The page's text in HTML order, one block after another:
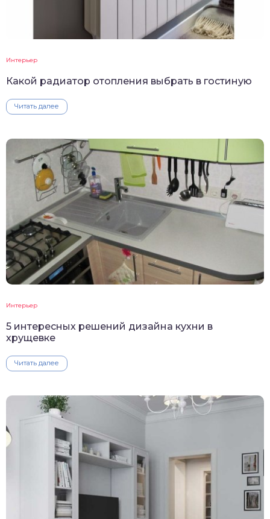
Интерьер
Какой радиатор отопления выбрать в гостиную
Читать далее
Интерьер
5 интересных решений дизайна кухни в
хрущевке
Читать далее